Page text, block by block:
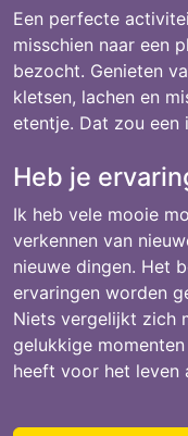
Een perfecte
misschien naar een
bezocht. Genieten
kletsen, lachen en
etentje. Dat zou een
Heb je
Ik heb vele mooie
verkennen van
nieuwe dingen. Het
ervaringen worden
Niets vergelijkt zich
gelukkige
heeft voor het leven